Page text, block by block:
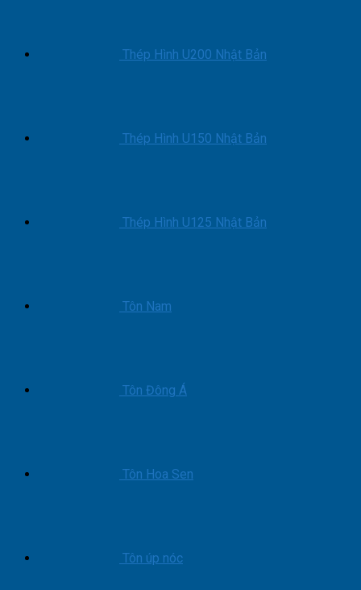
Hành
Thép Hình U200 Nhật Bản
Thép Hình U150 Nhật Bản
Thép Hình U125 Nhật Bản
Tôn Nam
Tôn Đông Á
Tôn Hoa Sen
Tôn úp nóc